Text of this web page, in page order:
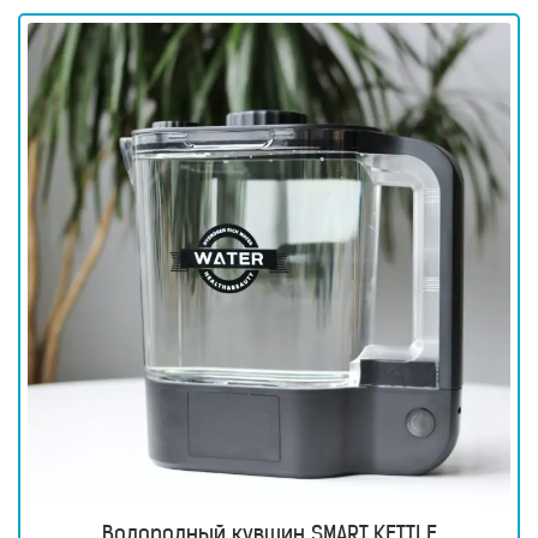
здоровья
Приборы
световой
терапии
Дезинфекторы
Аксессуары
ИССЛЕДОВАНИЯ
ОТЗЫВЫ